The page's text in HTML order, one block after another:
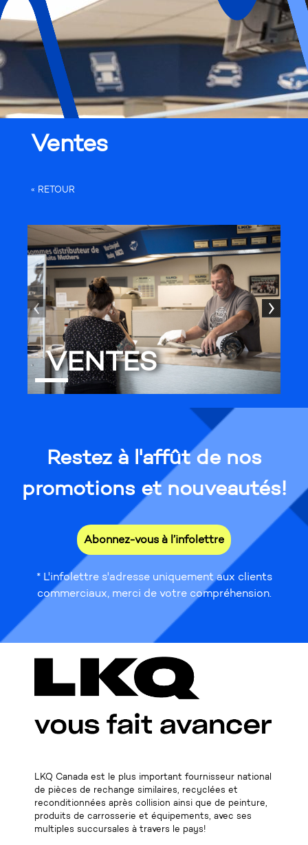
VENTES
Ventes
« RETOUR
Restez à l'affût de nos
promotions et nouveautés!
Abonnez-vous à l’infolettre
* L'infolettre s'adresse uniquement aux clients
commerciaux, merci de votre compréhension.
LKQ Canada est le plus important fournisseur national
de pièces de rechange similaires, recyclées et
reconditionnées après collision ainsi que de peinture,
produits de carrosserie et équipements, avec ses
multiples succursales à travers le pays!